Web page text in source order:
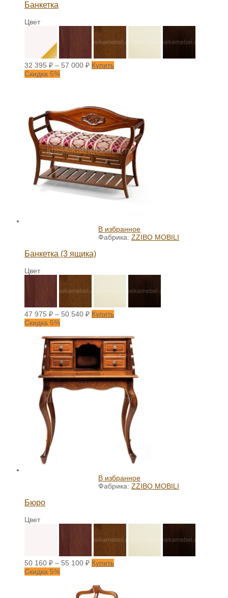
Банкетка
Цвет
32 395 ₽ – 57 000 ₽ Купить
Скидка 5%
В избранное
Фабрика: ZZIBO MOBILI
Банкетка (3 ящика)
Цвет
47 975 ₽ – 50 540 ₽ Купить
Скидка 5%
В избранное
Фабрика: ZZIBO MOBILI
Бюро
Цвет
50 160 ₽ – 55 100 ₽ Купить
Скидка 5%